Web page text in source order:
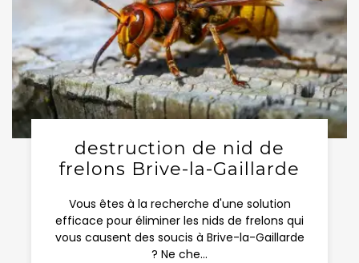
destruction de nid de
frelons Brive-la-Gaillarde
Vous êtes à la recherche d'une solution
efficace pour éliminer les nids de frelons qui
vous causent des soucis à Brive-la-Gaillarde
? Ne che...